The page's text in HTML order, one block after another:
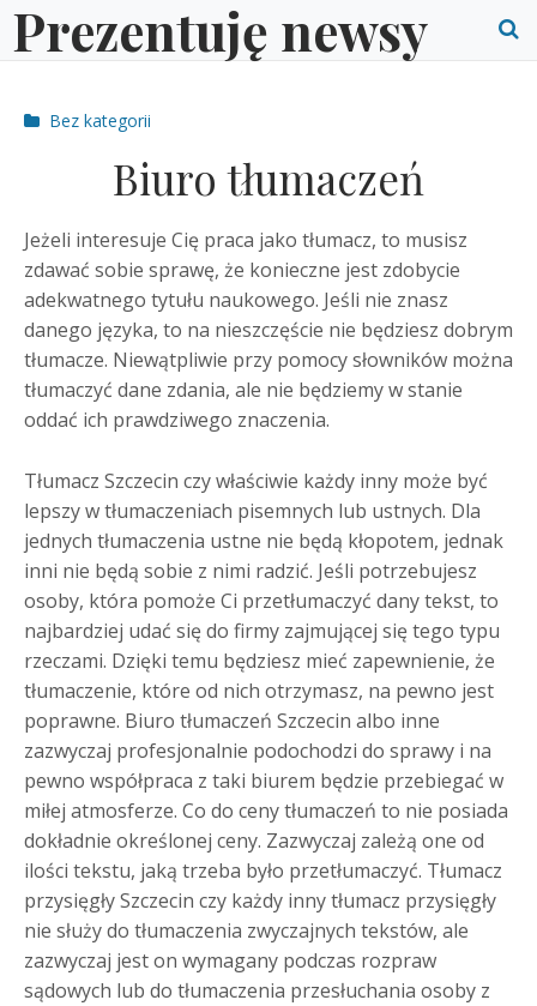
Skip
toPrezentuję newsy
Post
Bez kategorii
Biuro tłumaczeń
Jeżeli interesuje Cię praca jako tłumacz, to musisz
zdawać sobie sprawę, że konieczne jest zdobycie
adekwatnego tytułu naukowego. Jeśli nie znasz
danego języka, to na nieszczęście nie będziesz dobrym
tłumacze. Niewątpliwie przy pomocy słowników można
tłumaczyć dane zdania, ale nie będziemy w stanie
oddać ich prawdziwego znaczenia.
Tłumacz Szczecin czy właściwie każdy inny może być
lepszy w tłumaczeniach pisemnych lub ustnych. Dla
jednych tłumaczenia ustne nie będą kłopotem, jednak
inni nie będą sobie z nimi radzić. Jeśli potrzebujesz
osoby, która pomoże Ci przetłumaczyć dany tekst, to
najbardziej udać się do firmy zajmującej się tego typu
rzeczami. Dzięki temu będziesz mieć zapewnienie, że
tłumaczenie, które od nich otrzymasz, na pewno jest
poprawne. Biuro tłumaczeń Szczecin albo inne
zazwyczaj profesjonalnie podochodzi do sprawy i na
pewno współpraca z taki biurem będzie przebiegać w
miłej atmosferze. Co do ceny tłumaczeń to nie posiada
dokładnie określonej ceny. Zazwyczaj zależą one od
ilości tekstu, jaką trzeba było przetłumaczyć. Tłumacz
przysięgły Szczecin czy każdy inny tłumacz przysięgły
nie służy do tłumaczenia zwyczajnych tekstów, ale
zazwyczaj jest on wymagany podczas rozpraw
sądowych lub do tłumaczenia przesłuchania osoby z